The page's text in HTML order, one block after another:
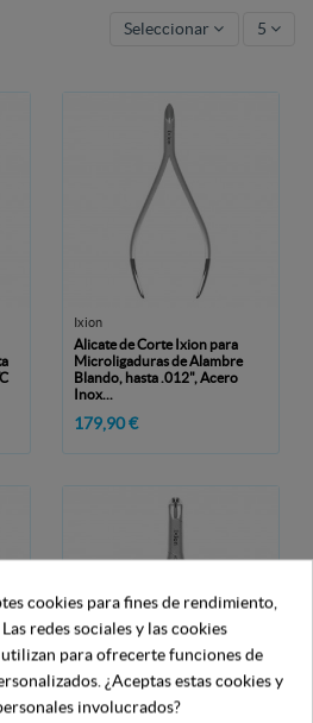
Seleccionar 5
Ixion
Alicate de Corte Ixion para
Microligaduras de Alambre
Blando, hasta .012", Acero
Inox...
179,90 €
Ixion
cookies para fines de rendimiento,
redes sociales y las cookies
para ofrecerte funciones de
¿Aceptas estas cookies y
involucrados?